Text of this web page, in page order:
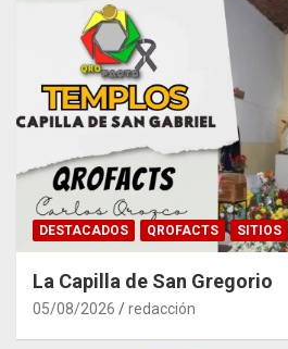
DESTACADOS QROFACTS SITIOS
La Capilla de San Gregorio
05/08/2026 redacción